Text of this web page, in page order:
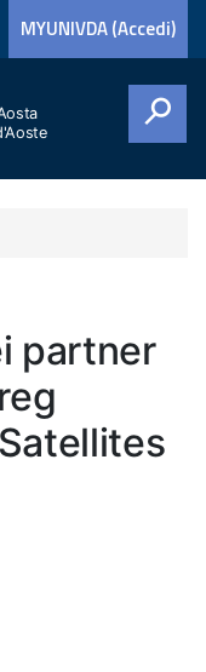
MYUNIVDA (Accedi)
partner